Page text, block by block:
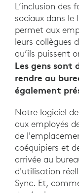
L’inclusion des
sociaux dans le
permet aux
leurs collègues
qu’ils puissent
Les gens sont
rendre au
également
Notre logiciel
aux employés
de
coéquipiers et
arrivée au
d'utilisation
Sync. Et,